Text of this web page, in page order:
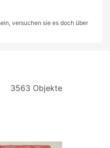
versuchen sie es doch über
3563 Objekte